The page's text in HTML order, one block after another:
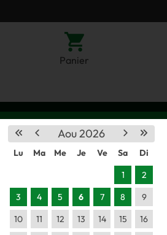
Panier
Aou 2026
Lu Ma Me Je Ve Sa
Di
1
2
3
4 5 6 7 8
9
10
11 12 13 14 15
16